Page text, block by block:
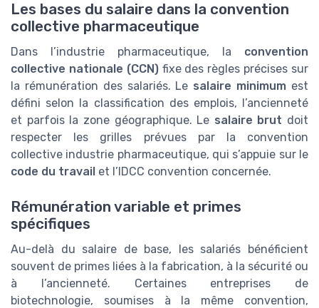
Les bases du salaire dans la convention
collective pharmaceutique
Dans l’industrie pharmaceutique, la convention
collective nationale (CCN)fixe des règles précises sur
la rémunération des salariés. Le salaire minimum est
défini selon la classification des emplois, l’ancienneté
et parfois la zone géographique. Le salaire brut doit
respecter les grilles prévues par la convention
collective industrie pharmaceutique, qui s’appuie sur le
code du travail et l’IDCC convention concernée.
Rémunération variable et primes
spécifiques
Au-delà du salaire de base, les salariés bénéficient
souvent de primes liées à la fabrication, à la sécurité ou
à l’ancienneté. Certaines entreprises de
biotechnologie, soumises à la même convention,